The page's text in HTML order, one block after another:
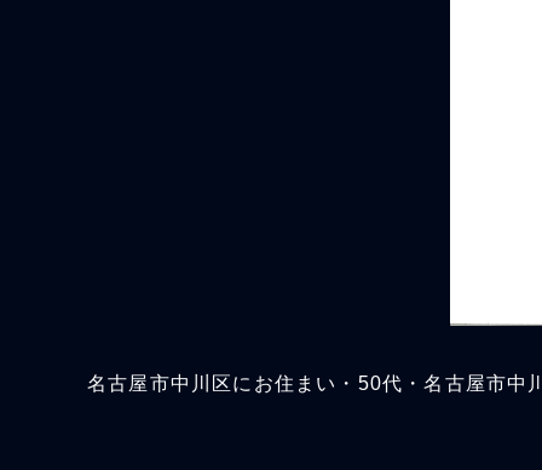
名古屋市中川区にお住まい・50代・名古屋市中